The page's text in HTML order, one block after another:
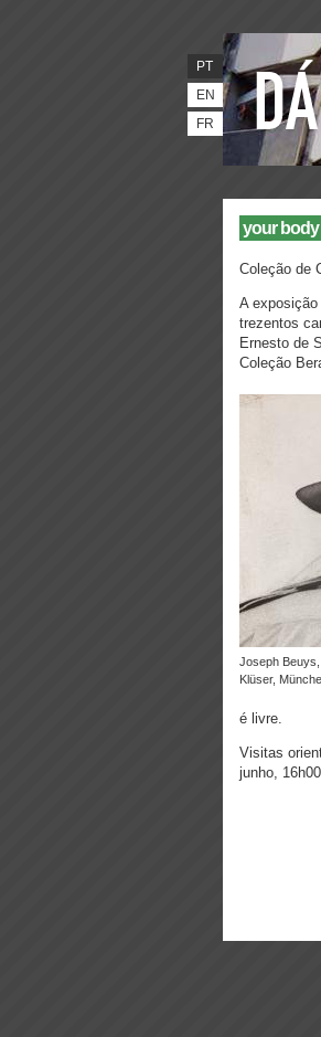
PT
EN
FR
your
Coleção de
A
trezentos
Ernesto de
Coleção
Joseph Beuys, sem data, 68 x 48 cm (detalhe). © Bernd
Klüser,
é livre.
Visitas
junho,